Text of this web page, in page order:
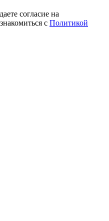
согласие на
с Политикой